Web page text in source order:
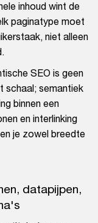
inhoud wint de
paginatype moet
niet alleen
SEO is geen
schaal; semantiek
binnen een
en interlinking
je zowel breedte
datapijpen,